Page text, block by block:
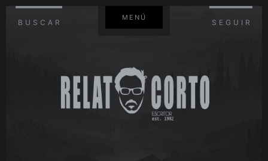
BUSCAR
MENÚ
SEGUIR